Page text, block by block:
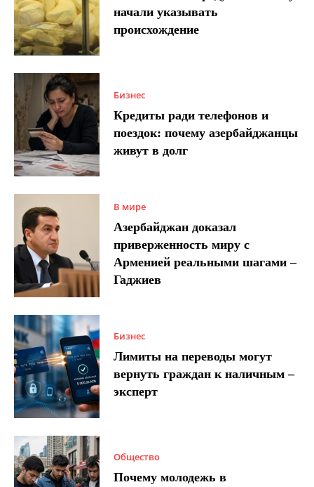
начали указывать
происхождение
Бизнес
Кредиты ради телефонов и
поездок: почему азербайджанцы
живут в долг
В мире
Азербайджан доказал
приверженность миру с
Арменией реальными шагами –
Гаджиев
Бизнес
Лимиты на переводы могут
вернуть граждан к наличным –
эксперт
Общество
Почему молодежь в